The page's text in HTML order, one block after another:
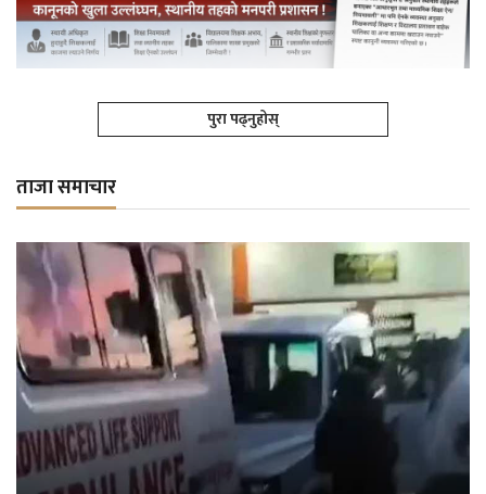
पुरा पढ्नुहोस्
ताजा समाचार